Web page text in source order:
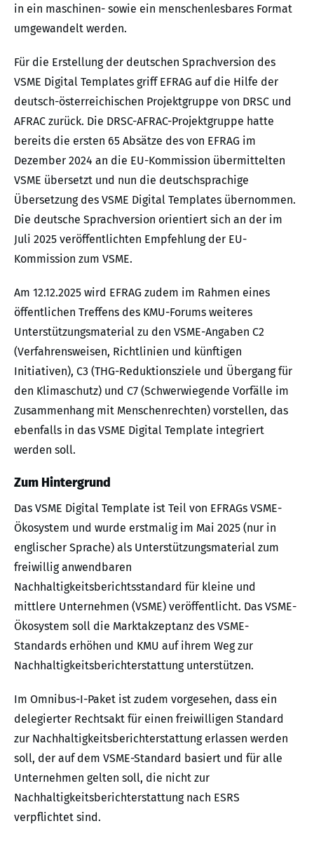
in ein maschinen- sowie ein menschenlesbares Format
umgewandelt werden.
Für die Erstellung der deutschen Sprachversion des
VSME Digital Templates griff EFRAG auf die Hilfe der
deutsch-österreichischen Projektgruppe von DRSC und
AFRAC zurück. Die DRSC-AFRAC-Projektgruppe hatte
bereits die ersten 65 Absätze des von EFRAG im
Dezember 2024 an die EU-Kommission übermittelten
VSME übersetzt und nun die deutschsprachige
Übersetzung des VSME Digital Templates übernommen.
Die deutsche Sprachversion orientiert sich an der im
Juli 2025 veröffentlichten Empfehlung der EU-
Kommission zum VSME.
Am 12.12.2025 wird EFRAG zudem im Rahmen eines
öffentlichen Treffens des KMU-Forums weiteres
Unterstützungsmaterial zu den VSME-Angaben C2
(Verfahrensweisen, Richtlinien und künftigen
Initiativen), C3 (THG-Reduktionsziele und Übergang für
den Klimaschutz) und C7 (Schwerwiegende Vorfälle im
Zusammenhang mit Menschenrechten) vorstellen, das
ebenfalls in das VSME Digital Template integriert
werden soll.
Zum Hintergrund
Das VSME Digital Template ist Teil von EFRAGs VSME-
Ökosystem und wurde erstmalig im Mai 2025 (nur in
englischer Sprache) als Unterstützungsmaterial zum
freiwillig anwendbaren
Nachhaltigkeitsberichtsstandard für kleine und
mittlere Unternehmen (VSME) veröffentlicht. Das VSME-
Ökosystem soll die Marktakzeptanz des VSME-
Standards erhöhen und KMU auf ihrem Weg zur
Nachhaltigkeitsberichterstattung unterstützen.
Im Omnibus-I-Paket ist zudem vorgesehen, dass ein
delegierter Rechtsakt für einen freiwilligen Standard
zur Nachhaltigkeitsberichterstattung erlassen werden
soll, der auf dem VSME-Standard basiert und für alle
Unternehmen gelten soll, die nicht zur
Nachhaltigkeitsberichterstattung nach ESRS
verpflichtet sind.